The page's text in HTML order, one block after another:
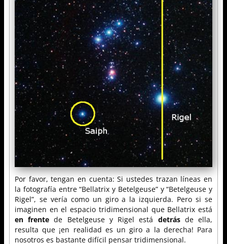
Por favor, tengan en cuenta: Si ustedes trazan líneas en
la fotografía entre “Bellatrix y Betelgeuse” y “Betelgeuse y
Rigel”, se vería como un giro a la izquierda. Pero si se
imaginen en el espacio tridimensional que Bellatrix está
en frente de Betelgeuse y Rigel está detrásde ella,
resulta que ¡en realidad es un giro a la derecha! Para
nosotros es bastante difícil pensar tridimensional.